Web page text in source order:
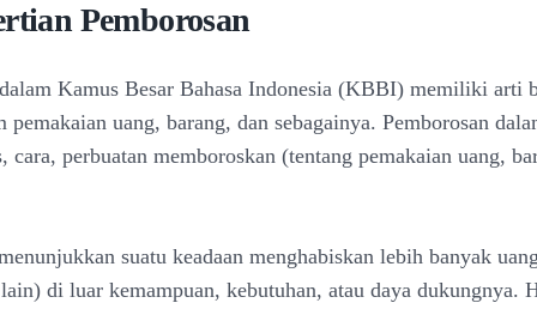
Pemborosan
Kamus Besar Bahasa Indonesia (KBBI) memiliki arti
pemakaian uang, barang, dan sebagainya. Pemborosan
cara, perbuatan memboroskan (tentang pemakaian uang,
suatu keadaan menghabiskan lebih banyak
di luar kemampuan, kebutuhan, atau daya dukungnya.